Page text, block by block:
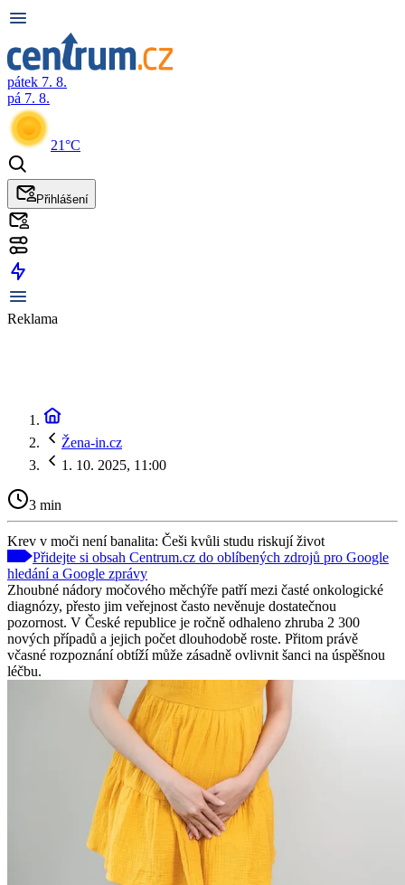
pátek 7. 8.
pá 7. 8.
21°C
Přihlášení
Reklama
Žena-in.cz
1. 10. 2025, 11:00
3 min
Krev v moči není banalita: Češi kvůli studu riskují život
Přidejte si obsah Centrum.cz do oblíbených zdrojů pro Google
hledání a Google zprávy
Zhoubné nádory močového měchýře patří mezi časté onkologické
diagnózy, přesto jim veřejnost často nevěnuje dostatečnou
pozornost. V České republice je ročně odhaleno zhruba 2 300
nových případů a jejich počet dlouhodobě roste. Přitom právě
včasné rozpoznání obtíží může zásadně ovlivnit šanci na úspěšnou
léčbu.